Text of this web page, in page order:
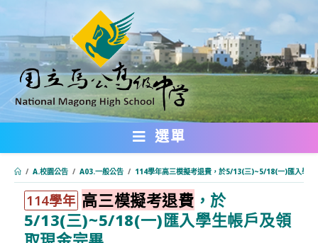
轉
主
要
內
選單
/ A.校園公告 / A03.一般公告 / 114學年高三模擬考退費，於5/13(三)~5/18(一)匯入學生
114學年 高三模擬考退費 ，於
5/13(三)~5/18(一)匯入學生帳戶及領